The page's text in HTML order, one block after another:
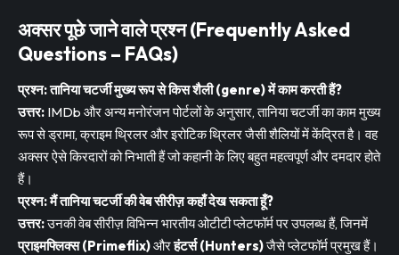
अक्सर पूछे जाने वाले प्रश्न (Frequently Asked
Questions – FAQs)
प्रश्न: तानिया चटर्जी मुख्य रूप से किस शैली (genre) में काम करती हैं?
उत्तर: IMDb और अन्य मनोरंजन पोर्टलों के अनुसार, तानिया चटर्जी का काम मुख्य
रूप से ड्रामा, क्राइम थ्रिलर और इरोटिक थ्रिलर जैसी शैलियों में केंद्रित है। वह
अक्सर ऐसे किरदारों को निभाती हैं जो कहानी के लिए बहुत महत्वपूर्ण और दमदार होते
हैं।
प्रश्न: मैं तानिया चटर्जी की वेब सीरीज़ कहाँ देख सकता हूँ?
उत्तर:उनकी वेब सीरीज़ विभिन्न भारतीय ओटीटी प्लेटफॉर्म पर उपलब्ध हैं, जिनमें
प्राइमफ्लिक्स (Primeflix)औरहंटर्स (Hunters)जैसे प्लेटफॉर्म प्रमुख हैं।